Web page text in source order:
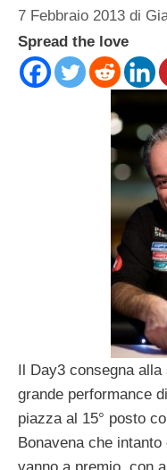
7 Febbraio 2013 di
Spread the love
Il Day3 consegna alla
grande performance di
piazza al 15° posto
Bonavena che